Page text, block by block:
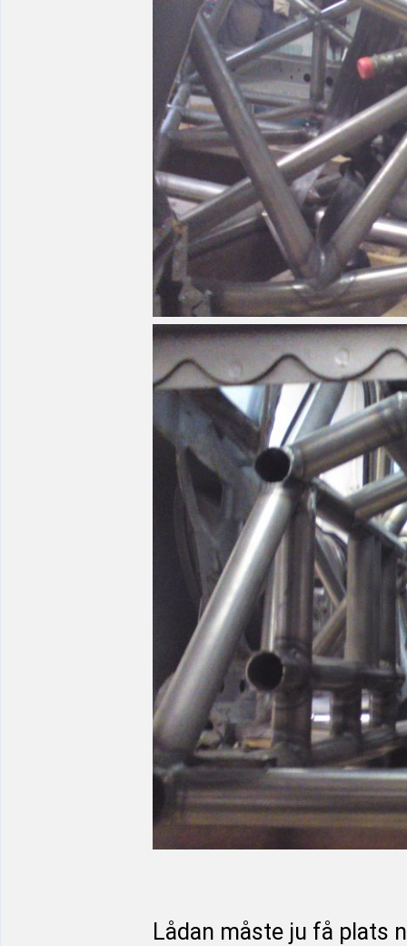
Lådan måste ju få plats